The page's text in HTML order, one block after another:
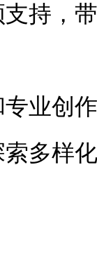
持，
业创
多样